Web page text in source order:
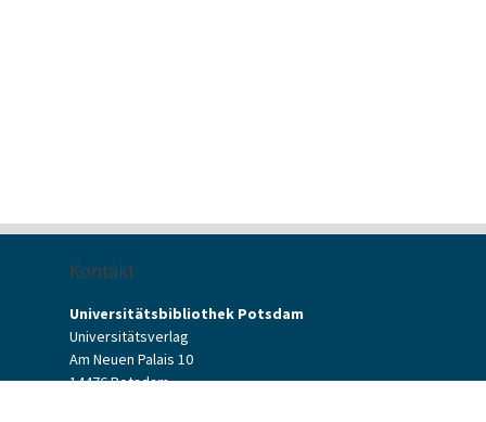
Kontakt
Universitätsbibliothek Potsdam
Universitätsverlag
Am Neuen Palais 10
14476 Potsdam